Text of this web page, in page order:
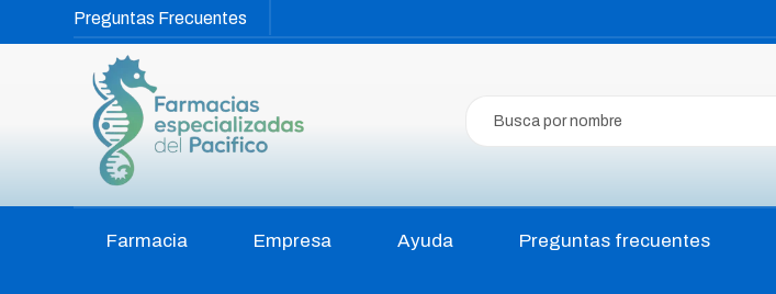
Preguntas Frecuentes
Farmacia Empresa Ayuda Preguntas frecuentes